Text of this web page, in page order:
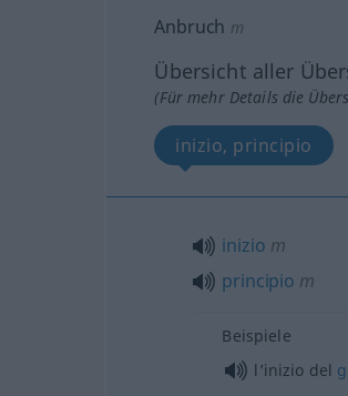
Anbruch m
Übersicht aller
(Für mehr Details die
inizio, principio
inizio m
principio m
Beispiele
l’inizio del